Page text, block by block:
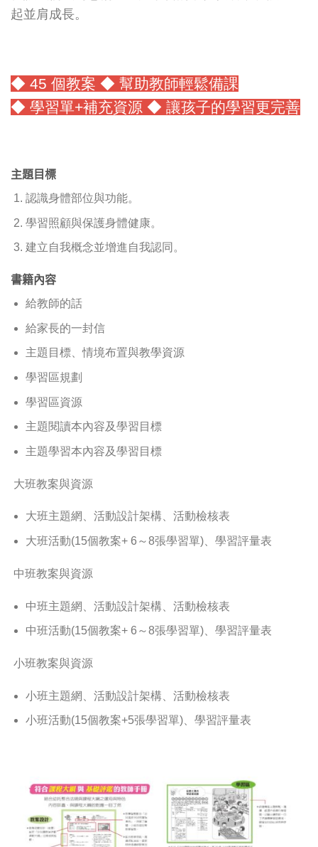
起並肩成長。
◆ 45 個教案 ◆ 幫助教師輕鬆備課
◆ 學習單+補充資源 ◆ 讓孩子的學習更完善
主題目標
認識身體部位與功能。
學習照顧與保護身體健康。
建立自我概念並增進自我認同。
書籍內容
給教師的話
給家長的一封信
主題目標、情境布置與教學資源
學習區規劃
學習區資源
主題閱讀本內容及學習目標
主題學習本內容及學習目標
大班教案與資源
大班主題網、活動設計架構、活動檢核表
大班活動(15個教案+ 6～8張學習單)、學習評量表
中班教案與資源
中班主題網、活動設計架構、活動檢核表
中班活動(15個教案+ 6～8張學習單)、學習評量表
小班教案與資源
小班主題網、活動設計架構、活動檢核表
小班活動(15個教案+5張學習單)、學習評量表